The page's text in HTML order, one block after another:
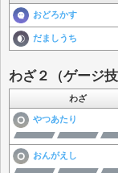
おどろかす
だましうち
わざ２（ゲージ技
わざ
やつあたり
おんがえし